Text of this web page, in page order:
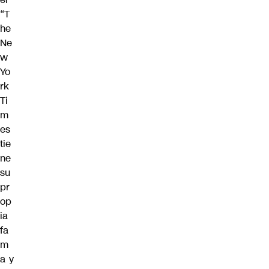
“T
he
Ne
w
Yo
rk
Ti
m
es
tie
ne
su
pr
op
ia
fa
m
a y